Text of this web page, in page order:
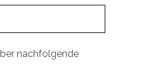
nachfolgende